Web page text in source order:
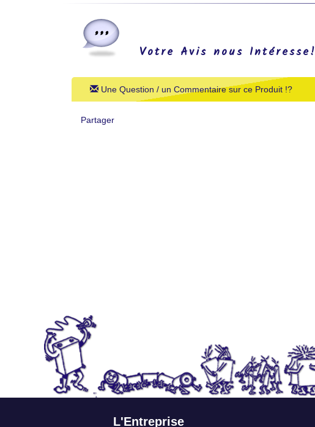
Votre Avis nous Intéresse!
Une Question / un Commentaire sur ce Produit !?
Partager
L'Entreprise